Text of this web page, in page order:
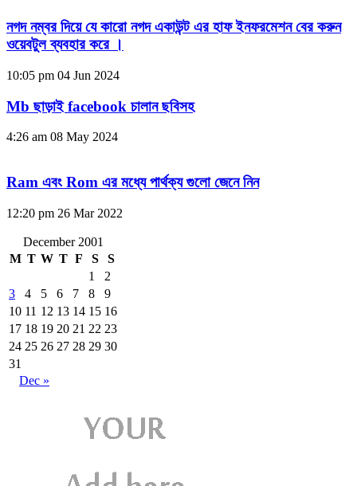
নগদ নম্বর দিয়ে যে কারো নগদ একাউন্ট এর হাফ ইনফরমেশন বের করুন
ওয়েবটুল ব্যবহার করে ।
10:05 pm 04 Jun 2024
Mb ছাড়াই facebook চালান ছবিসহ
4:26 am 08 May 2024
Ram এবং Rom এর মধ্যে পার্থক্য গুলো জেনে নিন
12:20 pm 26 Mar 2022
December 2001
M T W T F S
S
1
2
3
4 5 6 7 8
9
10 11 12 13 14 15 16
17 18 19 20 21 22 23
24 25 26 27 28 29 30
31
Dec »